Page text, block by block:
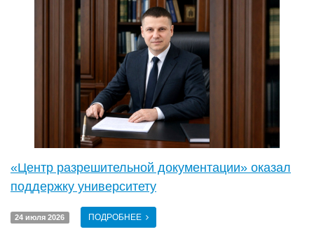
«Центр разрешительной документации» оказал
поддержку университету
24 июля 2026 ПОДРОБНЕЕ